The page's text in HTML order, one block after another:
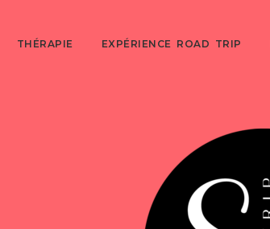
THÉRAPIE EXPÉRIENCE ROAD TRIP